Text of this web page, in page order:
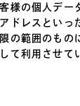
様の個人デー
ドレスといっ
の範囲のもの
て利用させて